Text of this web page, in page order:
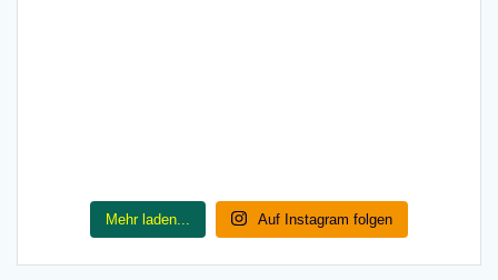
Mehr laden... Auf Instagram folgen